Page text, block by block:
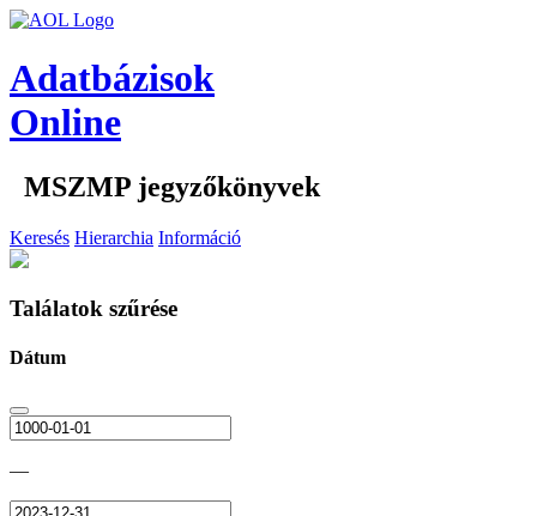
Adatbázisok
Online
MSZMP jegyzőkönyvek
Keresés Hierarchia Információ
Találatok szűrése
Dátum
—